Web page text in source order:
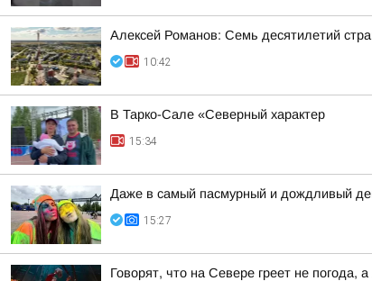
Алексей Романов: Семь десятилетий
10:42
В Тарко-Сале «Северный характер
15:34
Даже в самый пасмурный и дождливый
15:27
Говорят, что на Севере греет не погода,